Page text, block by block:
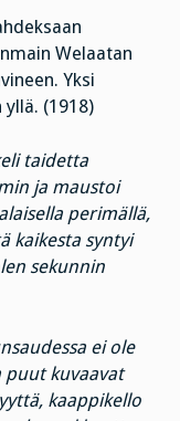
Welaatan
Yksi
yllä. (1918)
taidetta
ja maustoi
perimällä,
kaikesta syntyi
sekunnin
ei ole
puut kuvaavat
kaappikello